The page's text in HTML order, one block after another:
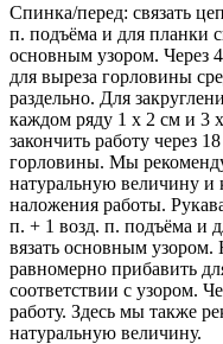
Спинка/перед: связать
п. подъёма и для планки
основным узором. Через
для выреза горловины
раздельно. Для
каждом ряду 1 х 2 см и 3
закончить работу через
горловины. Мы
натуральную величину и
наложения работы.
п. + 1 возд. п. подъёма и
вязать основным
равномерно прибавить
соответствии с узором.
работу. Здесь мы также
натуральную величину.